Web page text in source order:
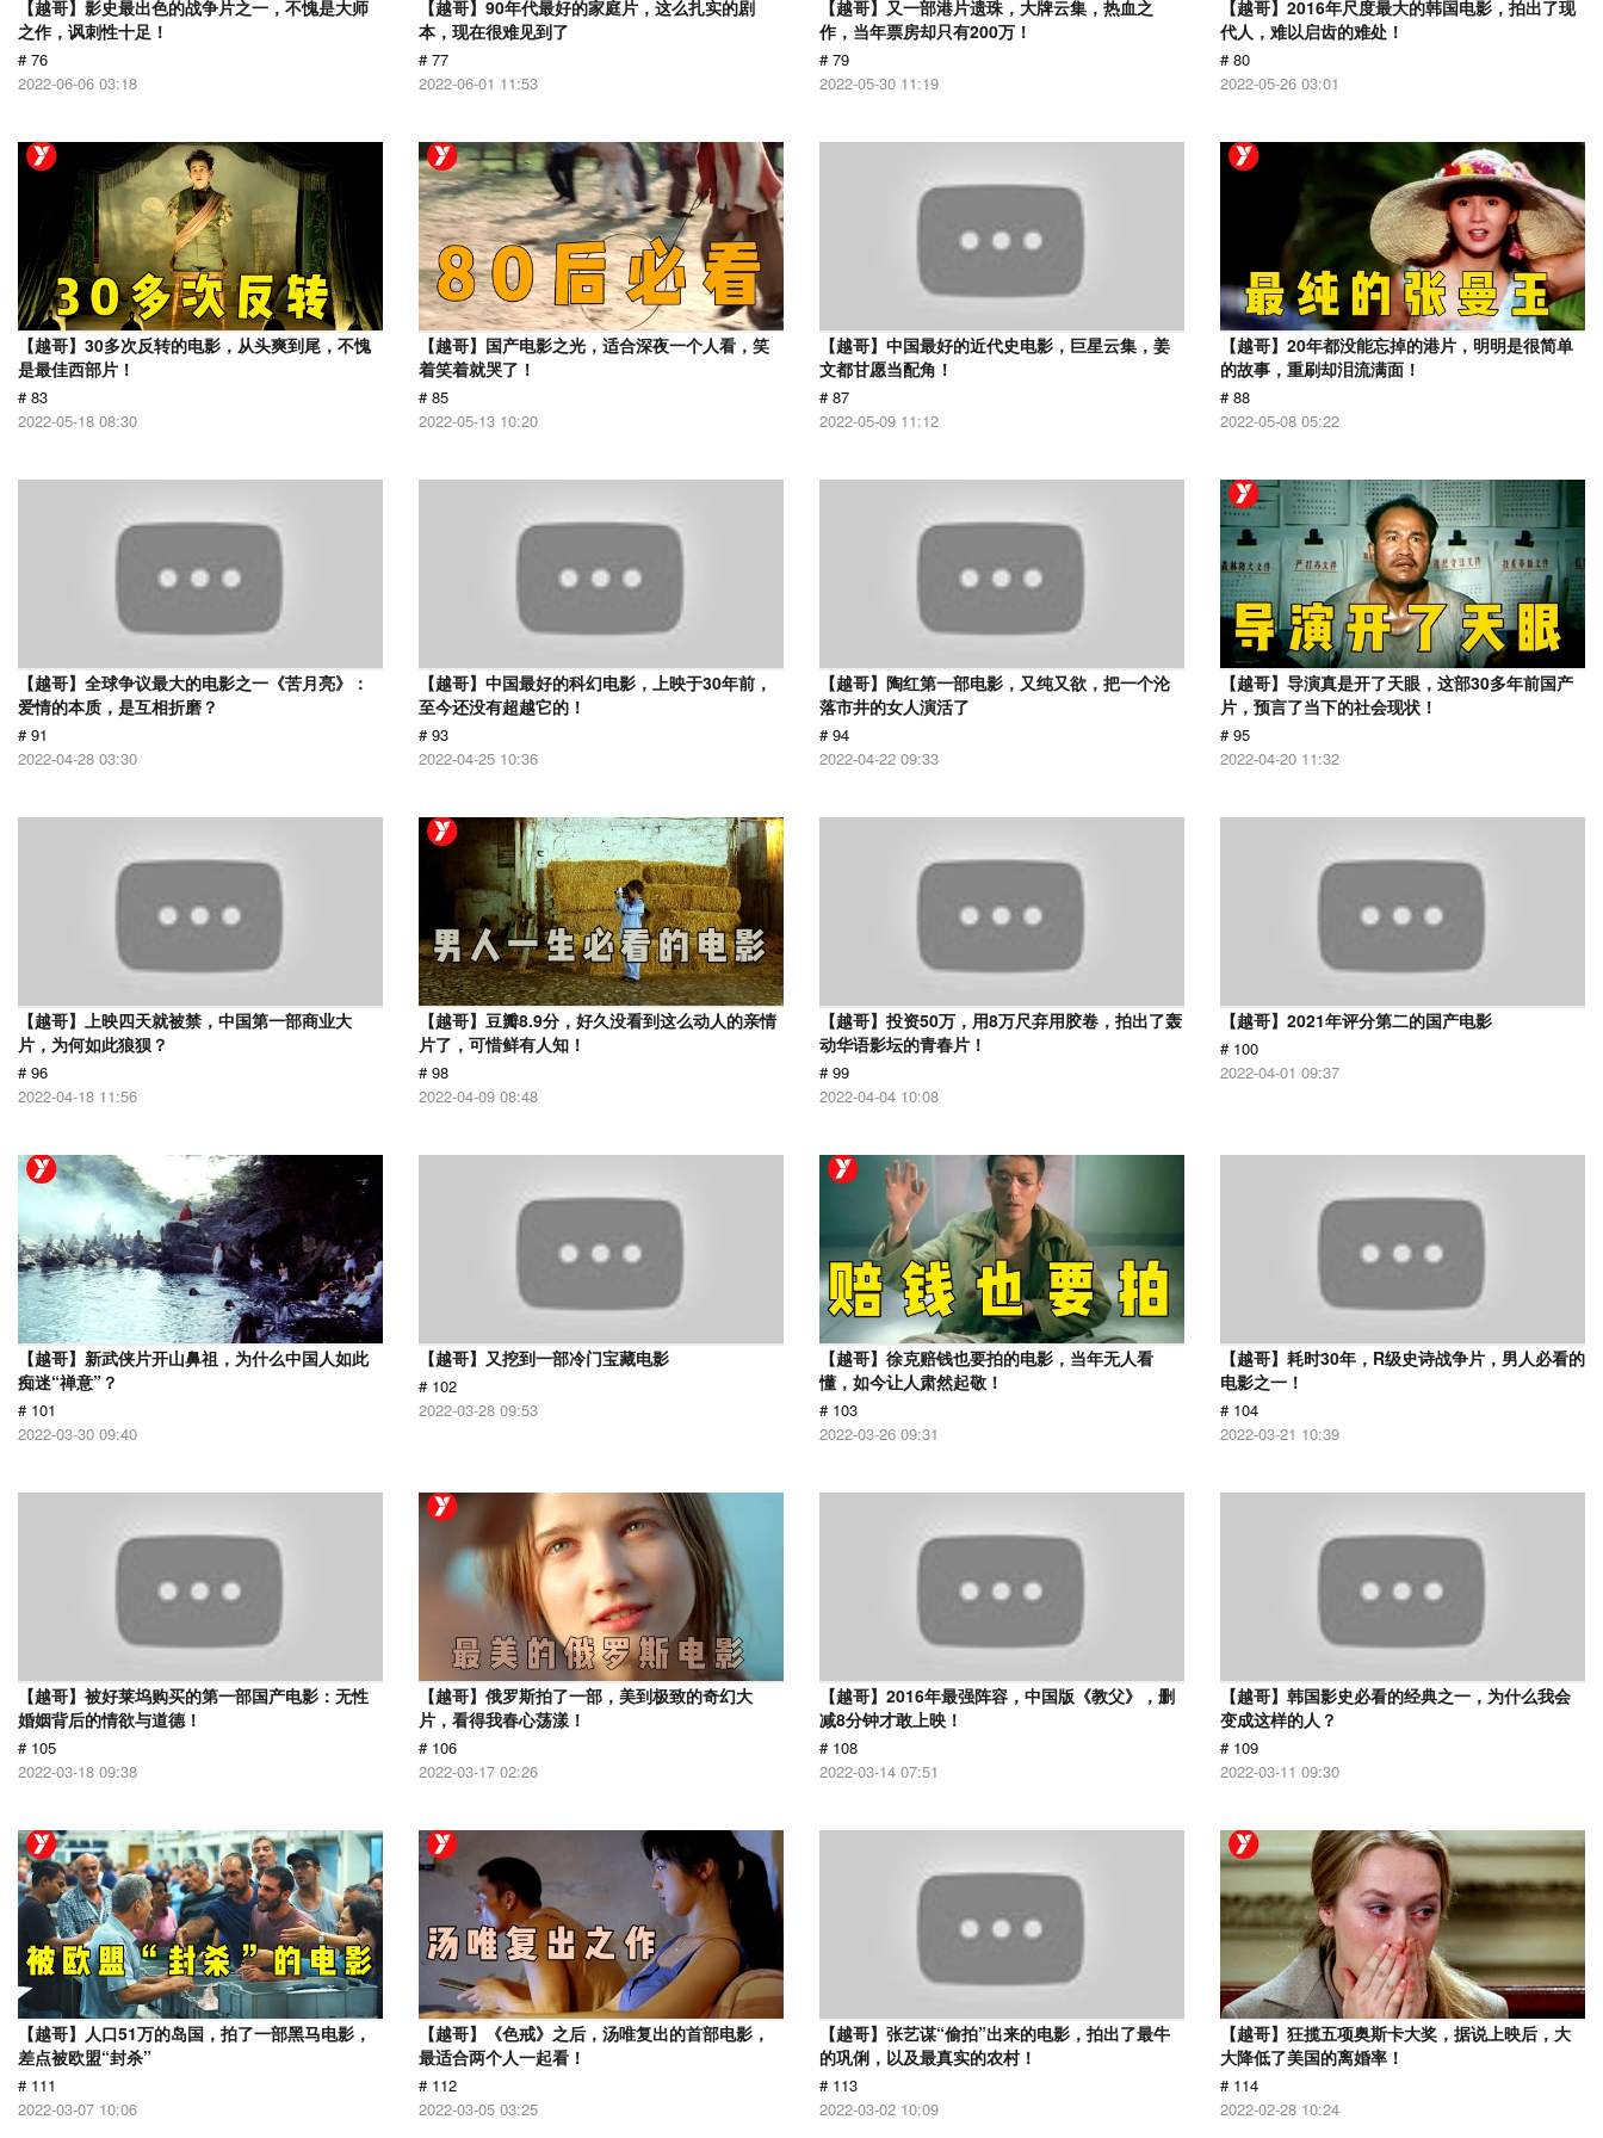
【越哥】影史最出色的战争片之一，不愧是大师
之作，讽刺性十足！
# 76
2022-06-06 03:18
【越哥】90年代最好的家庭片，这么扎实的剧
本，现在很难见到了
# 77
2022-06-01 11:53
【越哥】又一部港片遗珠，大牌云集，热血之
作，当年票房却只有200万！
# 79
2022-05-30 11:19
【越哥】2016年尺度最大的韩国电影，拍出了现
代人，难以启齿的难处！
# 80
2022-05-26 03:01
【越哥】30多次反转的电影，从头爽到尾，不愧
是最佳西部片！
# 83
2022-05-18 08:30
【越哥】国产电影之光，适合深夜一个人看，笑
着笑着就哭了！
# 85
2022-05-13 10:20
【越哥】中国最好的近代史电影，巨星云集，姜
文都甘愿当配角！
# 87
2022-05-09 11:12
【越哥】20年都没能忘掉的港片，明明是很简单
的故事，重刷却泪流满面！
# 88
2022-05-08 05:22
【越哥】全球争议最大的电影之一《苦月亮》：
爱情的本质，是互相折磨？
# 91
2022-04-28 03:30
【越哥】中国最好的科幻电影，上映于30年前，
至今还没有超越它的！
# 93
2022-04-25 10:36
【越哥】陶红第一部电影，又纯又欲，把一个沦
落市井的女人演活了
# 94
2022-04-22 09:33
【越哥】导演真是开了天眼，这部30多年前国产
片，预言了当下的社会现状！
# 95
2022-04-20 11:32
【越哥】上映四天就被禁，中国第一部商业大
片，为何如此狼狈？
# 96
2022-04-18 11:56
【越哥】豆瓣8.9分，好久没看到这么动人的亲情
片了，可惜鲜有人知！
# 98
2022-04-09 08:48
【越哥】投资50万，用8万尺弃用胶卷，拍出了轰
动华语影坛的青春片！
# 99
2022-04-04 10:08
【越哥】2021年评分第二的国产电影
# 100
2022-04-01 09:37
【越哥】新武侠片开山鼻祖，为什么中国人如此
痴迷“禅意”？
# 101
2022-03-30 09:40
【越哥】又挖到一部冷门宝藏电影
# 102
2022-03-28 09:53
【越哥】徐克赔钱也要拍的电影，当年无人看
懂，如今让人肃然起敬！
# 103
2022-03-26 09:31
【越哥】耗时30年，R级史诗战争片，男人必看的
电影之一！
# 104
2022-03-21 10:39
【越哥】被好莱坞购买的第一部国产电影：无性
婚姻背后的情欲与道德！
# 105
2022-03-18 09:38
【越哥】俄罗斯拍了一部，美到极致的奇幻大
片，看得我春心荡漾！
# 106
2022-03-17 02:26
【越哥】2016年最强阵容，中国版《教父》，删
减8分钟才敢上映！
# 108
2022-03-14 07:51
【越哥】韩国影史必看的经典之一，为什么我会
变成这样的人？
# 109
2022-03-11 09:30
【越哥】人口51万的岛国，拍了一部黑马电影，
差点被欧盟“封杀”
# 111
2022-03-07 10:06
【越哥】《色戒》之后，汤唯复出的首部电影，
最适合两个人一起看！
# 112
2022-03-05 03:25
【越哥】张艺谋“偷拍”出来的电影，拍出了最牛
的巩俐，以及最真实的农村！
# 113
2022-03-02 10:09
【越哥】狂揽五项奥斯卡大奖，据说上映后，大
大降低了美国的离婚率！
# 114
2022-02-28 10:24